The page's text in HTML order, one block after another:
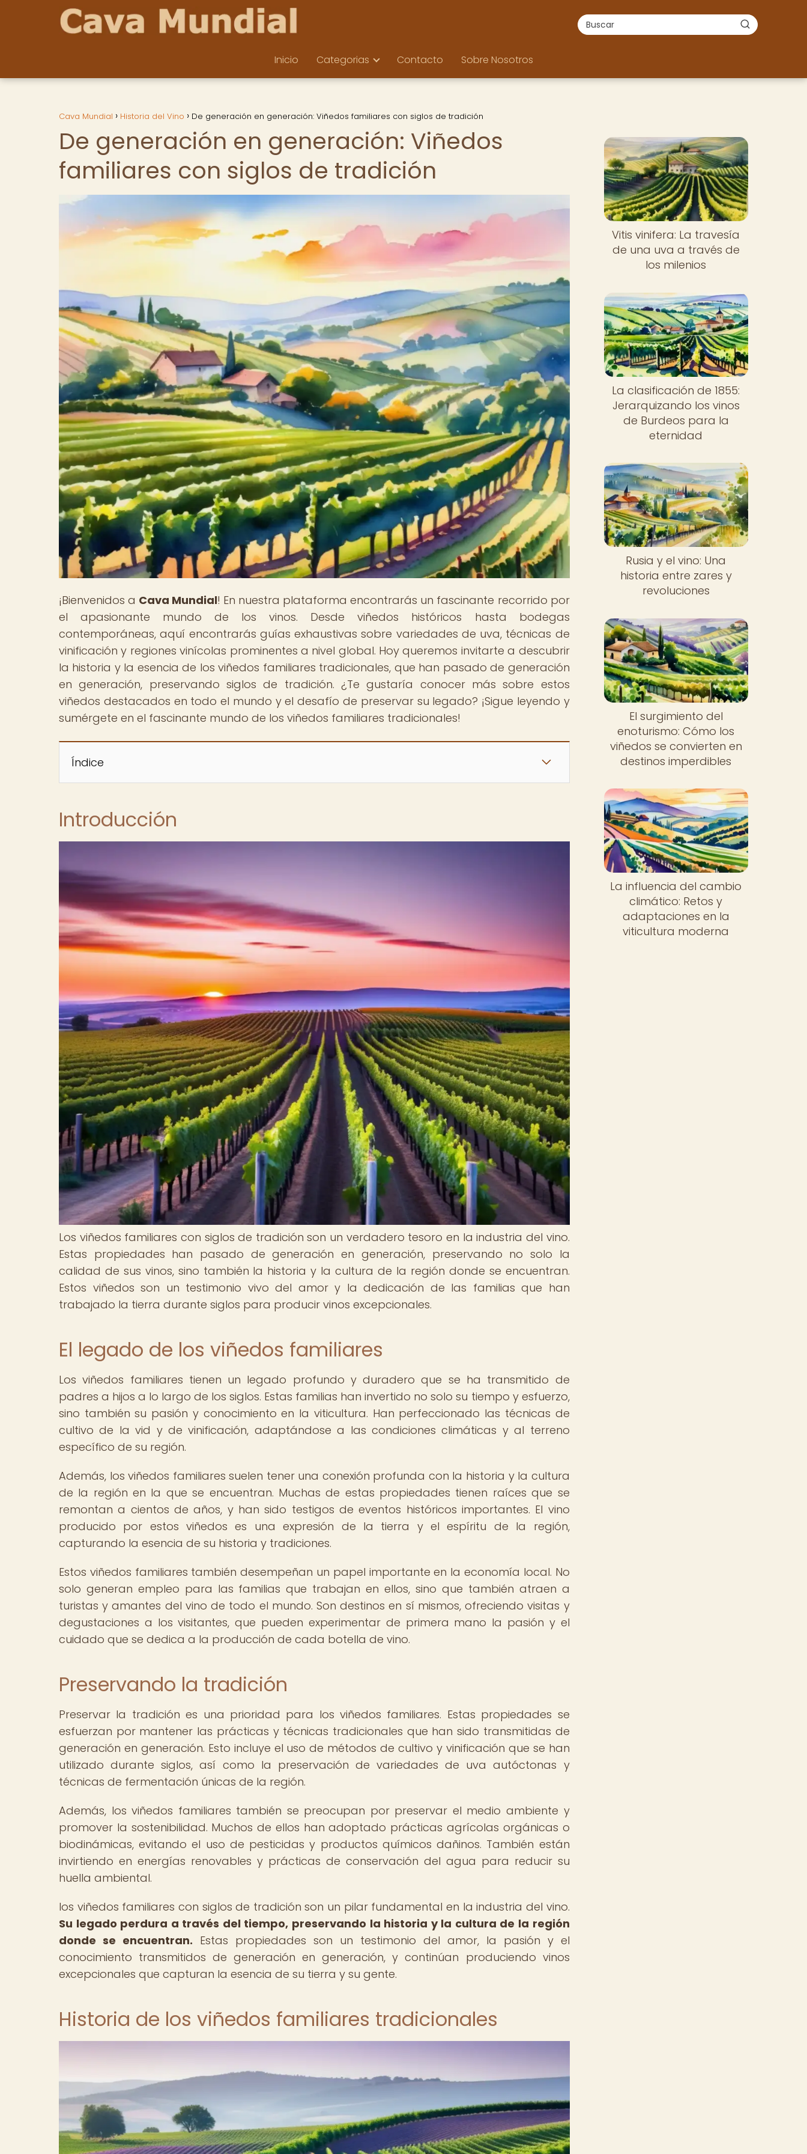
Inicio Categorias Contacto Sobre Nosotros
Cava Mundial Historia del Vino De generación en generación: Viñedos familiares con siglos de tradición
De generación en generación: Viñedos
familiares con siglos de tradición
¡Bienvenidos a Cava Mundial! En nuestra plataforma encontrarás un fascinante recorrido por
el apasionante mundo de los vinos. Desde viñedos históricos hasta bodegas
contemporáneas, aquí encontrarás guías exhaustivas sobre variedades de uva, técnicas de
vinificación y regiones vinícolas prominentes a nivel global. Hoy queremos invitarte a descubrir
la historia y la esencia de los viñedos familiares tradicionales, que han pasado de generación
en generación, preservando siglos de tradición. ¿Te gustaría conocer más sobre estos
viñedos destacados en todo el mundo y el desafío de preservar su legado? ¡Sigue leyendo y
sumérgete en el fascinante mundo de los viñedos familiares tradicionales!
Índice
Introducción
Los viñedos familiares con siglos de tradición son un verdadero tesoro en la industria del vino.
Estas propiedades han pasado de generación en generación, preservando no solo la
calidad de sus vinos, sino también la historia y la cultura de la región donde se encuentran.
Estos viñedos son un testimonio vivo del amor y la dedicación de las familias que han
trabajado la tierra durante siglos para producir vinos excepcionales.
El legado de los viñedos familiares
Los viñedos familiares tienen un legado profundo y duradero que se ha transmitido de
padres a hijos a lo largo de los siglos. Estas familias han invertido no solo su tiempo y esfuerzo,
sino también su pasión y conocimiento en la viticultura. Han perfeccionado las técnicas de
cultivo de la vid y de vinificación, adaptándose a las condiciones climáticas y al terreno
específico de su región.
Además, los viñedos familiares suelen tener una conexión profunda con la historia y la cultura
de la región en la que se encuentran. Muchas de estas propiedades tienen raíces que se
remontan a cientos de años, y han sido testigos de eventos históricos importantes. El vino
producido por estos viñedos es una expresión de la tierra y el espíritu de la región,
capturando la esencia de su historia y tradiciones.
Estos viñedos familiares también desempeñan un papel importante en la economía local. No
solo generan empleo para las familias que trabajan en ellos, sino que también atraen a
turistas y amantes del vino de todo el mundo. Son destinos en sí mismos, ofreciendo visitas y
degustaciones a los visitantes, que pueden experimentar de primera mano la pasión y el
cuidado que se dedica a la producción de cada botella de vino.
Preservando la tradición
Preservar la tradición es una prioridad para los viñedos familiares. Estas propiedades se
esfuerzan por mantener las prácticas y técnicas tradicionales que han sido transmitidas de
generación en generación. Esto incluye el uso de métodos de cultivo y vinificación que se han
utilizado durante siglos, así como la preservación de variedades de uva autóctonas y
técnicas de fermentación únicas de la región.
Además, los viñedos familiares también se preocupan por preservar el medio ambiente y
promover la sostenibilidad. Muchos de ellos han adoptado prácticas agrícolas orgánicas o
biodinámicas, evitando el uso de pesticidas y productos químicos dañinos. También están
invirtiendo en energías renovables y prácticas de conservación del agua para reducir su
huella ambiental.
los viñedos familiares con siglos de tradición son un pilar fundamental en la industria del vino.
Su legado perdura a través del tiempo, preservando la historia y la cultura de la región
donde se encuentran. Estas propiedades son un testimonio del amor, la pasión y el
conocimiento transmitidos de generación en generación, y continúan produciendo vinos
excepcionales que capturan la esencia de su tierra y su gente.
Historia de los viñedos familiares tradicionales
Vitis vinifera: La travesía
de una uva a través de
los milenios
La clasificación de 1855:
Jerarquizando los vinos
de Burdeos para la
eternidad
Rusia y el vino: Una
historia entre zares y
revoluciones
El surgimiento del
enoturismo: Cómo los
viñedos se convierten en
destinos imperdibles
La influencia del cambio
climático: Retos y
adaptaciones en la
viticultura moderna